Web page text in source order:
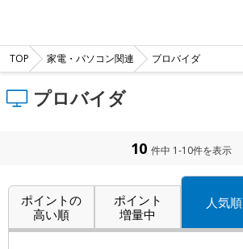
TOP 家電・パソコン関連 プロバイダ
プロバイダ
10 件中 1-10件を表示
ポイントの
高い順
ポイント
増量中
人気順